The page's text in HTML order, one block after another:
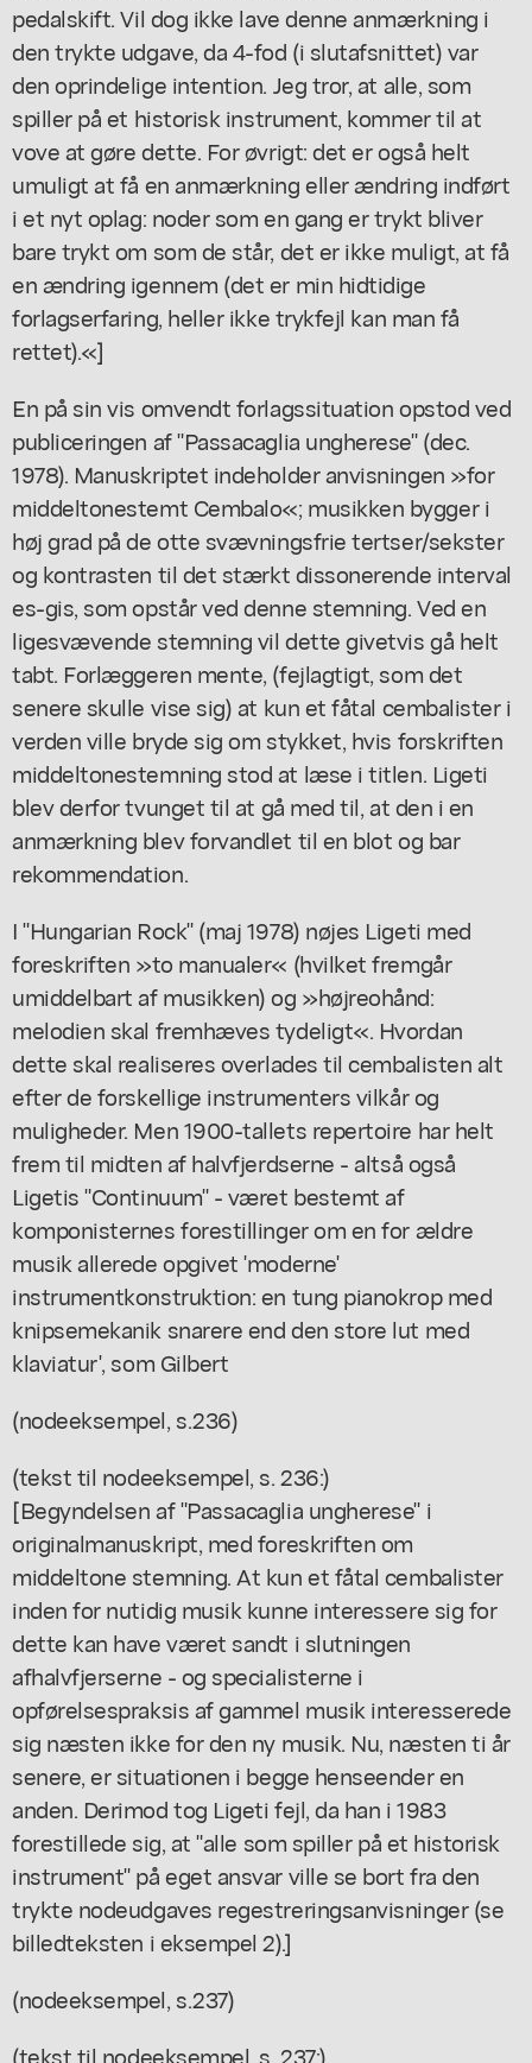
pedalskift. Vil dog ikke lave denne anmærkning i
den trykte udgave, da 4-fod (i slutafsnittet) var
den oprindelige intention. Jeg tror, at alle, som
spiller på et historisk instrument, kommer til at
vove at gøre dette. For øvrigt: det er også helt
umuligt at få en anmærkning eller ændring indført
i et nyt oplag: noder som en gang er trykt bliver
bare trykt om som de står, det er ikke muligt, at få
en ændring igennem (det er min hidtidige
forlagserfaring, heller ikke trykfejl kan man få
rettet).«]
En på sin vis omvendt forlagssituation opstod ved
publiceringen af "Passacaglia ungherese" (dec.
1978). Manuskriptet indeholder anvisningen »for
middeltonestemt Cembalo«; musikken bygger i
høj grad på de otte svævningsfrie tertser/sekster
og kontrasten til det stærkt dissonerende interval
es-gis, som opstår ved denne stemning. Ved en
ligesvævende stemning vil dette givetvis gå helt
tabt. Forlæggeren mente, (fejlagtigt, som det
senere skulle vise sig) at kun et fåtal cembalister i
verden ville bryde sig om stykket, hvis forskriften
middeltonestemning stod at læse i titlen. Ligeti
blev derfor tvunget til at gå med til, at den i en
anmærkning blev forvandlet til en blot og bar
rekommendation.
I "Hungarian Rock" (maj 1978) nøjes Ligeti med
foreskriften »to manualer« (hvilket fremgår
umiddelbart af musikken) og »højreohånd:
melodien skal fremhæves tydeligt«. Hvordan
dette skal realiseres overlades til cembalisten alt
efter de forskellige instrumenters vilkår og
muligheder. Men 1900-tallets repertoire har helt
frem til midten af halvfjerdserne - altså også
Ligetis "Continuum" - været bestemt af
komponisternes forestillinger om en for ældre
musik allerede opgivet 'moderne'
instrumentkonstruktion: en tung pianokrop med
knipsemekanik snarere end den store lut med
klaviatur', som Gilbert
(nodeeksempel, s.236)
(tekst til nodeeksempel, s. 236:)
[Begyndelsen af "Passacaglia ungherese" i
originalmanuskript, med foreskriften om
middeltone stemning. At kun et fåtal cembalister
inden for nutidig musik kunne interessere sig for
dette kan have været sandt i slutningen
afhalvfjerserne - og specialisterne i
opførelsespraksis af gammel musik interesserede
sig næsten ikke for den ny musik. Nu, næsten ti år
senere, er situationen i begge henseender en
anden. Derimod tog Ligeti fejl, da han i 1983
forestillede sig, at "alle som spiller på et historisk
instrument" på eget ansvar ville se bort fra den
trykte nodeudgaves regestreringsanvisninger (se
billedteksten i eksempel 2).]
(nodeeksempel, s.237)
(tekst til nodeeksempel, s. 237:)